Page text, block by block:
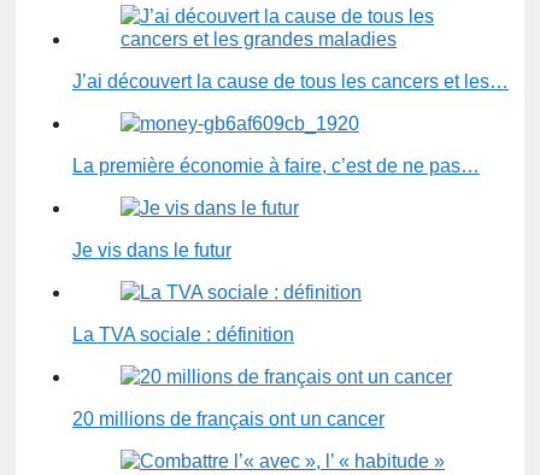
J’ai découvert la cause de tous les cancers et les…
La première économie à faire, c’est de ne pas…
Je vis dans le futur
La TVA sociale : définition
20 millions de français ont un cancer